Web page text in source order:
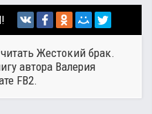
Жестокий брак.
автора Валерия
FB2.